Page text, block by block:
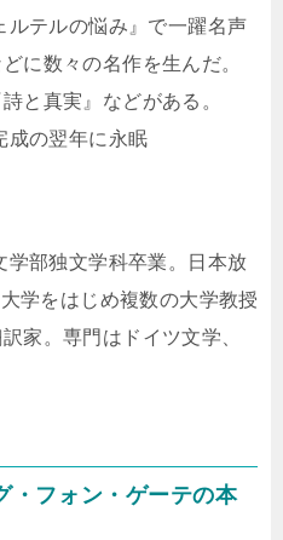
ルテルの悩み』で一躍名声
に数々の名作を生んだ。
と真実』などがある。
成の翌年に永眠
学部独文学科卒業。日本放
学をはじめ複数の大学教授
家。専門はドイツ文学、
・フォン・ゲーテの本